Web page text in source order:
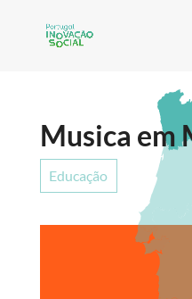
Musica em
Educação